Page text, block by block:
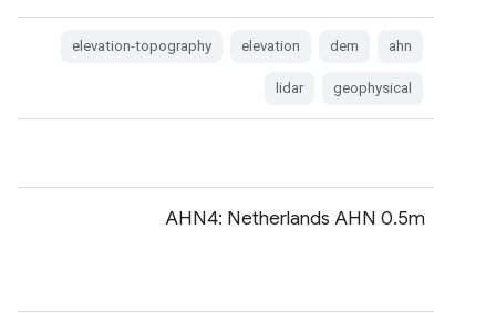
ahn
dem
elevation
elevation-topography
geophysical
lidar
AHN4: Netherlands AHN 0.5m